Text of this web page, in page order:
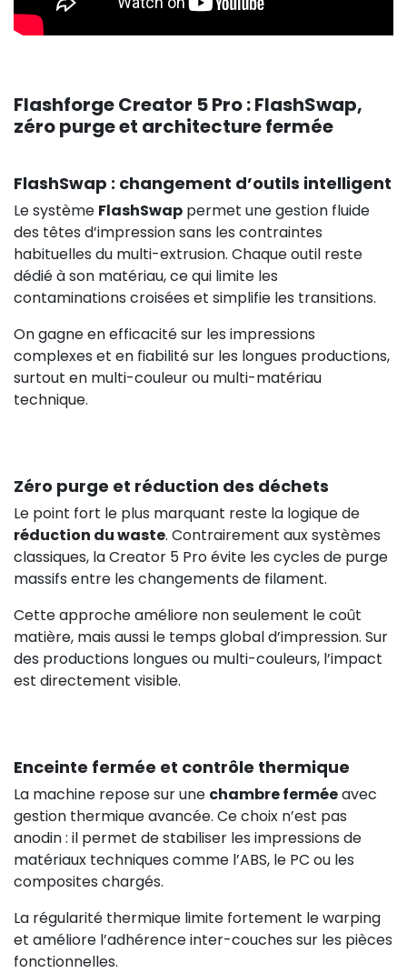
Flashforge Creator 5 Pro : FlashSwap,
zéro purge et architecture fermée
FlashSwap : changement d’outils intelligent
Le système FlashSwap permet une gestion fluide
des têtes d’impression sans les contraintes
habituelles du multi-extrusion. Chaque outil reste
dédié à son matériau, ce qui limite les
contaminations croisées et simplifie les transitions.
On gagne en efficacité sur les impressions
complexes et en fiabilité sur les longues productions,
surtout en multi-couleur ou multi-matériau
technique.
Zéro purge et réduction des déchets
Le point fort le plus marquant reste la logique de
réduction du waste. Contrairement aux systèmes
classiques, la Creator 5 Pro évite les cycles de purge
massifs entre les changements de filament.
Cette approche améliore non seulement le coût
matière, mais aussi le temps global d’impression. Sur
des productions longues ou multi-couleurs, l’impact
est directement visible.
Enceinte fermée et contrôle thermique
La machine repose sur une chambre ferméeavec
gestion thermique avancée. Ce choix n’est pas
anodin : il permet de stabiliser les impressions de
matériaux techniques comme l’ABS, le PC ou les
composites chargés.
La régularité thermique limite fortement le warping
et améliore l’adhérence inter-couches sur les pièces
fonctionnelles.